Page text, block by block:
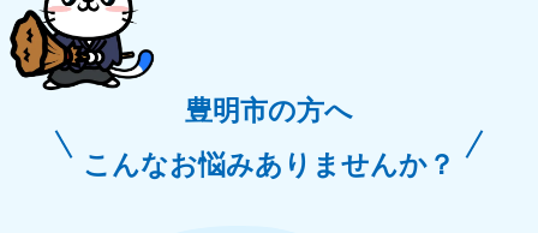
豊明市の方へ
こんなお悩みありませんか？